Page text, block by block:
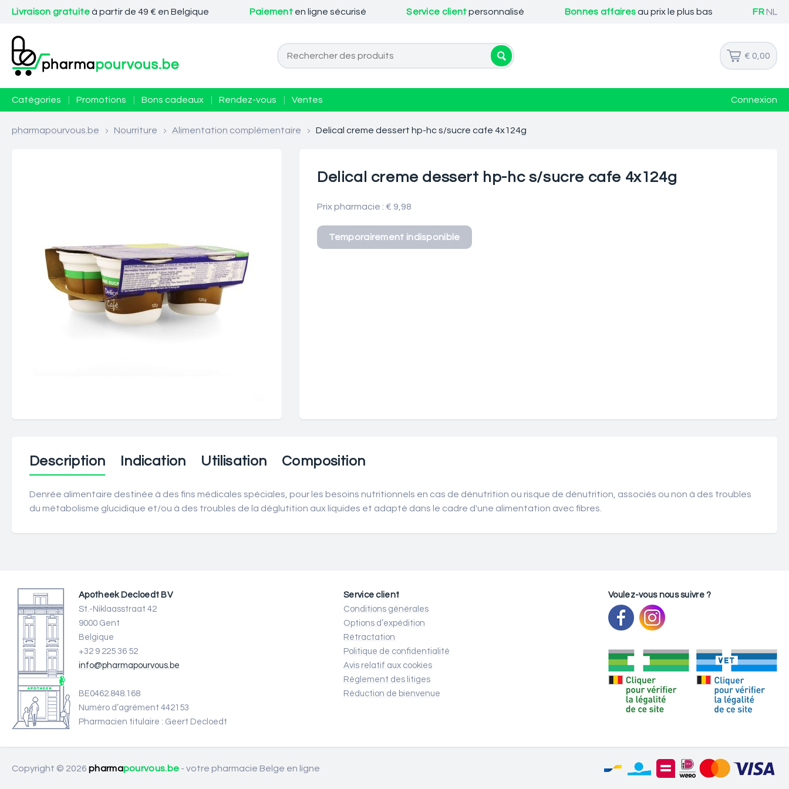
Livraison gratuiteà partir de 49 € en Belgique Paiement en ligne sécurisé Service clientpersonnalisé Bonnes affairesau prix le plus bas FR NL
€ 0,00
Catégories Promotions Bons cadeaux Rendez-vous Ventes Connexion
pharmapourvous.be > Nourriture > Alimentation complémentaire > Delical creme dessert hp-hc s/sucre cafe 4x124g
Delical creme dessert hp-hc s/sucre cafe 4x124g
Prix pharmacie : € 9,98
Description Indication Utilisation Composition
Denrée alimentaire destinée à des fins médicales spéciales, pour les besoins nutritionnels en cas de dénutrition ou risque de dénutrition, associés ou non à des troubles
du métabolisme glucidique et/ou à des troubles de la déglutition aux liquides et adapté dans le cadre d'une alimentation avec fibres.
Apotheek Decloedt BV
St.-Niklaasstraat 42
9000 Gent
Belgique
+32 9 225 36 52
info@pharmapourvous.be
BE0462.848.168
Numéro d’agrément 442153
Pharmacien titulaire : Geert Decloedt
Service client
Conditions générales
Options d’expédition
Rétractation
Politique de confidentialité
Avis relatif aux cookies
Règlement des litiges
Réduction de bienvenue
Voulez-vous nous suivre ?
Copyright © 2026 pharmapourvous.be - votre pharmacie Belge en ligne